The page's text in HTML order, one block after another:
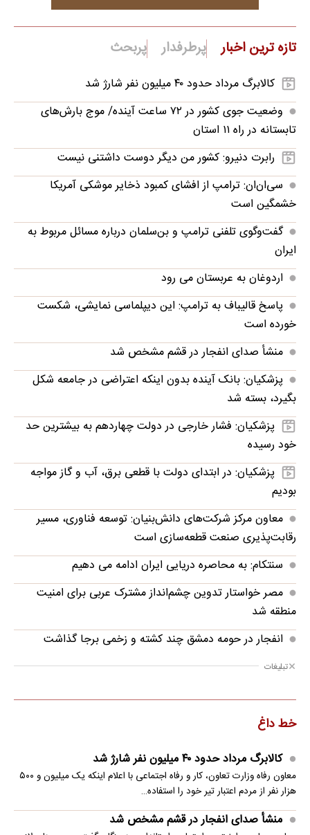
تازه ترین اخبار پرطرفدار پربحث
کالابرگ مرداد حدود ۴۰‌ میلیون نفر شارژ شد
وضعیت جوی کشور در ۷۲ ساعت آینده/ موج بارش‌های
تابستانه در راه ۱۱ استان
رابرت دنیرو: کشور من دیگر دوست داشتنی نیست
سی‌ان‌ان: ترامپ از افشای کمبود ذخایر موشکی آمریکا
خشمگین است
گفت‌وگوی تلفنی ترامپ و بن‌سلمان درباره مسائل مربوط به
ایران
اردوغان به عربستان می رود
پاسخ قالیباف به ترامپ: این دیپلماسی نمایشی، شکست
خورده است
منشأ صدای انفجار در قشم مشخص شد
پزشکیان: بانک آینده بدون اینکه اعتراضی در جامعه شکل
بگیرد، بسته شد
پزشکیان: فشار خارجی در دولت چهاردهم به بیشترین حد
خود رسیده
پزشکیان: در ابتدای دولت با قطعی برق، آب و گاز مواجه
بودیم
معاون مرکز شرکت‌های دانش‌بنیان: توسعه فناوری، مسیر
رقابت‌پذیری صنعت قطعه‌سازی است
سنتکام: به محاصره دریایی ایران ادامه می دهیم
مصر خواستار تدوین چشم‌انداز مشترک عربی برای امنیت
منطقه شد
انفجار در حومه دمشق چند کشته و زخمی برجا گذاشت
تبلیغات
خط داغ
کالابرگ مرداد حدود ۴۰‌ میلیون نفر شارژ شد
معاون رفاه وزارت تعاون، کار و رفاه اجتماعی با اعلام اینکه یک میلیون و ۵۰۰
هزار نفر از مردم اعتبار تیر خود را استفاده…
منشأ صدای انفجار در قشم مشخص شد